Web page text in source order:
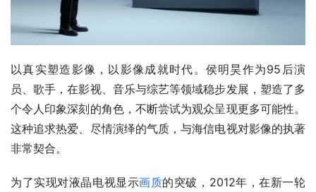
以真实塑造影像，以影像成就时代。侯明昊作为95后演
员、歌手，在影视、音乐与综艺等领域稳步发展，塑造了多
个令人印象深刻的角色，不断尝试为观众呈现更多可能性。
这种追求热爱、尽情演绎的气质，与海信电视对影像的执著
非常契合。
为了实现对液晶电视显示画质的突破，2012年，在新一轮